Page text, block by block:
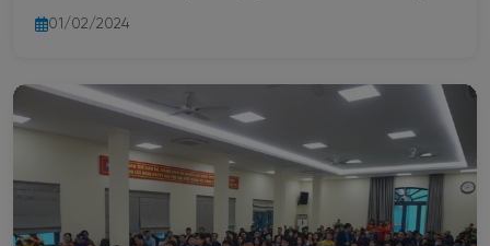
mặt cán bộ lãnh đạo Đảng - Chính quyền - Công
đoàn Công ty nhân dịp xuân Giáp Thìn năm 2024.
01/02/2024